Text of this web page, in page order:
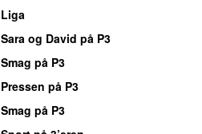
Liga
Sara og David på P3
Smag på P3
Pressen på P3
Smag på P3